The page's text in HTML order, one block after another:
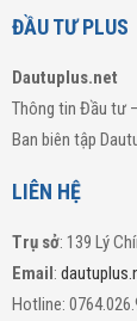
ĐẦU TƯ PLUS
Dautuplus.net
Thông tin Đầu tư
Ban biên tập
LIÊN HỆ
Trụ sở: 139 Lý
Email:
Hotline: